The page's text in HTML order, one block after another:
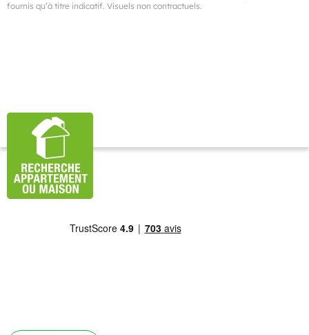
fournis qu’à titre indicatif. Visuels non contractuels.